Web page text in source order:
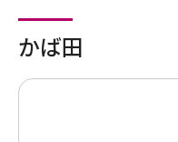
かば田